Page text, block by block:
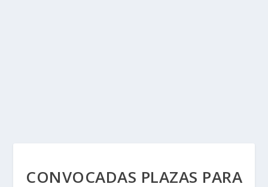
CONVOCADAS PLAZAS PARA